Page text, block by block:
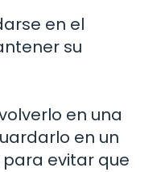
en el
su
en una
en un
evitar que